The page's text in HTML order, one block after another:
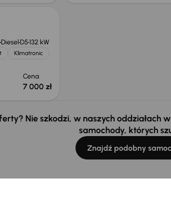
Diesel D5132 kW
Klimatronic
Cena
7 000 zł
Nie szkodzi, w naszych oddziałach
samochody, których
Znajdź podobny